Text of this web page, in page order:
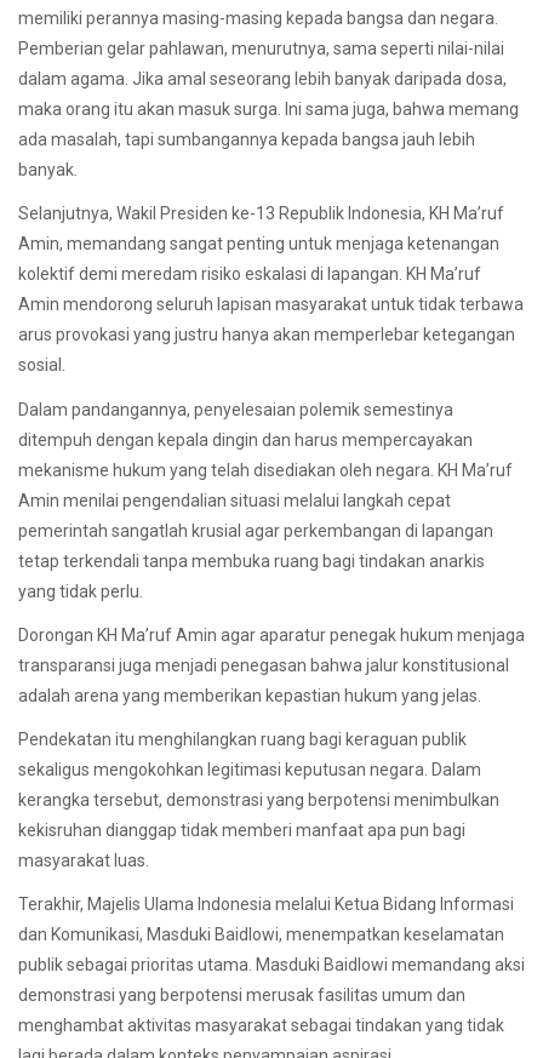
memiliki perannya masing-masing kepada bangsa dan negara.
Pemberian gelar pahlawan, menurutnya, sama seperti nilai-nilai
dalam agama. Jika amal seseorang lebih banyak daripada dosa,
maka orang itu akan masuk surga. Ini sama juga, bahwa memang
ada masalah, tapi sumbangannya kepada bangsa jauh lebih
banyak.
Selanjutnya, Wakil Presiden ke-13 Republik Indonesia, KH Ma’ruf
Amin, memandang sangat penting untuk menjaga ketenangan
kolektif demi meredam risiko eskalasi di lapangan. KH Ma’ruf
Amin mendorong seluruh lapisan masyarakat untuk tidak terbawa
arus provokasi yang justru hanya akan memperlebar ketegangan
sosial.
Dalam pandangannya, penyelesaian polemik semestinya
ditempuh dengan kepala dingin dan harus mempercayakan
mekanisme hukum yang telah disediakan oleh negara. KH Ma’ruf
Amin menilai pengendalian situasi melalui langkah cepat
pemerintah sangatlah krusial agar perkembangan di lapangan
tetap terkendali tanpa membuka ruang bagi tindakan anarkis
yang tidak perlu.
Dorongan KH Ma’ruf Amin agar aparatur penegak hukum menjaga
transparansi juga menjadi penegasan bahwa jalur konstitusional
adalah arena yang memberikan kepastian hukum yang jelas.
Pendekatan itu menghilangkan ruang bagi keraguan publik
sekaligus mengokohkan legitimasi keputusan negara. Dalam
kerangka tersebut, demonstrasi yang berpotensi menimbulkan
kekisruhan dianggap tidak memberi manfaat apa pun bagi
masyarakat luas.
Terakhir, Majelis Ulama Indonesia melalui Ketua Bidang Informasi
dan Komunikasi, Masduki Baidlowi, menempatkan keselamatan
publik sebagai prioritas utama. Masduki Baidlowi memandang aksi
demonstrasi yang berpotensi merusak fasilitas umum dan
menghambat aktivitas masyarakat sebagai tindakan yang tidak